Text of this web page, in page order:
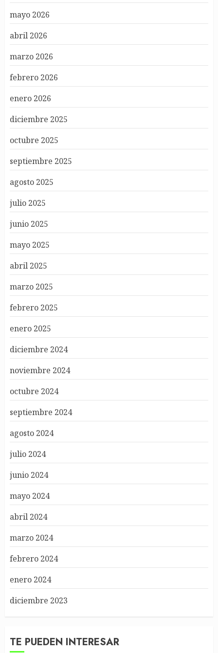
mayo 2026
abril 2026
marzo 2026
febrero 2026
enero 2026
diciembre 2025
octubre 2025
septiembre 2025
agosto 2025
julio 2025
junio 2025
mayo 2025
abril 2025
marzo 2025
febrero 2025
enero 2025
diciembre 2024
noviembre 2024
octubre 2024
septiembre 2024
agosto 2024
julio 2024
junio 2024
mayo 2024
abril 2024
marzo 2024
febrero 2024
enero 2024
diciembre 2023
TE PUEDEN INTERESAR